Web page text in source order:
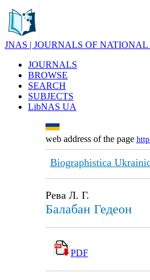
JNAS | JOURNALS OF
JOURNALS
BROWSE
SEARCH
SUBJECTS
LibNAS UA
web address of the page
Biographistica
Рева Л. Г.
Балабан Гедеон
PDF